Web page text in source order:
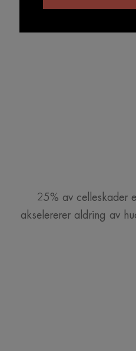
25% av celleskader
akselererer aldring av